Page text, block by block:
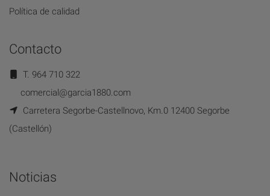
Política de calidad
Contacto
T. 964 710 322
comercial@garcia1880.com
Carretera Segorbe-Castellnovo, Km.0 12400 Segorbe
(Castellón)
Noticias